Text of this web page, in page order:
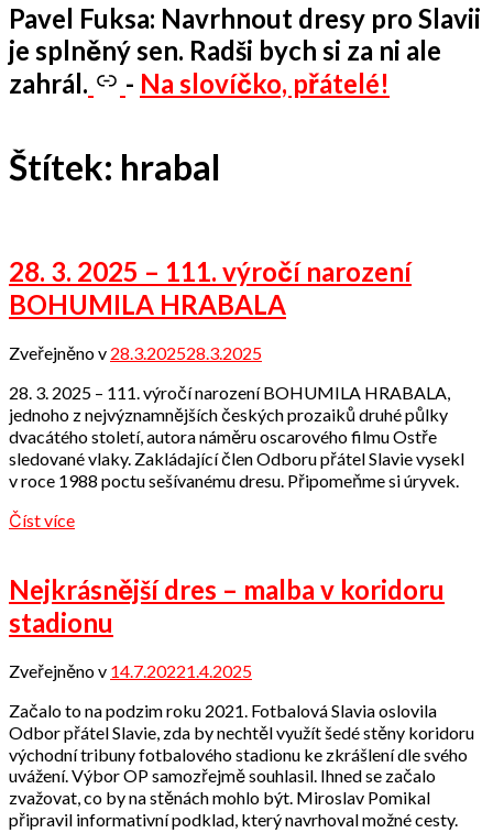
Pavel Fuksa: Navrhnout dresy pro Slavii
je splněný sen. Radši bych si za ni ale
zahrál.
- Na slovíčko, přátelé!
Štítek: hrabal
28. 3. 2025 – 111. výročí narození
BOHUMILA HRABALA
Zveřejněno v 28.3.202528.3.2025
přátel
28. 3. 2025 – 111. výročí narození BOHUMILA HRABALA,
jednoho z nejvýznamnějších českých prozaiků druhé půlky
dvacátého století, autora náměru oscarového filmu Ostře
sledované vlaky. Zakládající člen Odboru přátel Slavie vysekl
v roce 1988 poctu sešívanému dresu. Připomeňme si úryvek.
Číst více
Nejkrásnější dres – malba v koridoru
stadionu
Zveřejněno v 14.7.20221.4.2025
přátel
Začalo to na podzim roku 2021. Fotbalová Slavia oslovila
Odbor přátel Slavie, zda by nechtěl využít šedé stěny koridoru
východní tribuny fotbalového stadionu ke zkrášlení dle svého
uvážení. Výbor OP samozřejmě souhlasil. Ihned se začalo
zvažovat, co by na stěnách mohlo být. Miroslav Pomikal
připravil informativní podklad, který navrhoval možné cesty.